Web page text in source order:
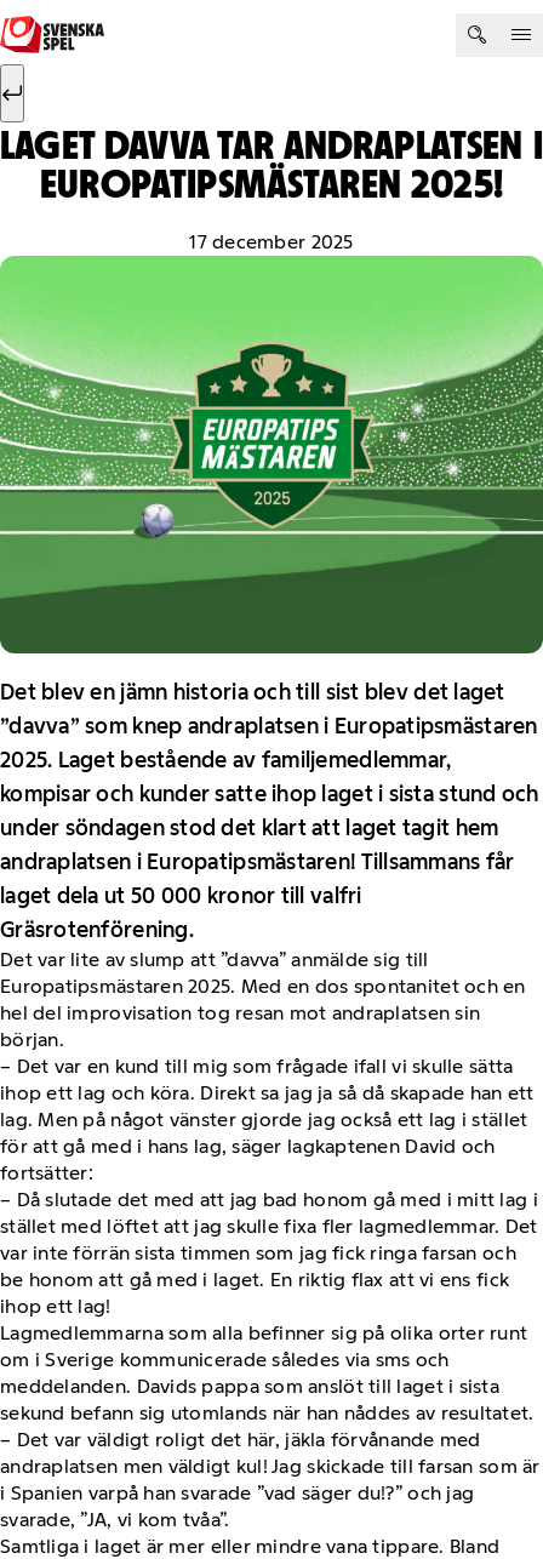
Hoppa till innehåll
Sök efter:
LAGET DAVVA TAR ANDRAPLATSEN I
EUROPATIPSMÄSTAREN 2025!
17 december 2025
Det blev en jämn historia och till sist blev det laget
”davva” som knep andraplatsen i Europatipsmästaren
2025. Laget bestående av familjemedlemmar,
kompisar och kunder satte ihop laget i sista stund och
under söndagen stod det klart att laget tagit hem
andraplatsen i Europatipsmästaren! Tillsammans får
laget dela ut 50 000 kronor till valfri
Gräsrotenförening.
Det var lite av slump att ”davva” anmälde sig till
Europatipsmästaren 2025. Med en dos spontanitet och en
hel del improvisation tog resan mot andraplatsen sin
början.
– Det var en kund till mig som frågade ifall vi skulle sätta
ihop ett lag och köra. Direkt sa jag ja så då skapade han ett
lag. Men på något vänster gjorde jag också ett lag i stället
för att gå med i hans lag, säger lagkaptenen David och
fortsätter:
– Då slutade det med att jag bad honom gå med i mitt lag i
stället med löftet att jag skulle fixa fler lagmedlemmar. Det
var inte förrän sista timmen som jag fick ringa farsan och
be honom att gå med i laget. En riktig flax att vi ens fick
ihop ett lag!
Lagmedlemmarna som alla befinner sig på olika orter runt
om i Sverige kommunicerade således via sms och
meddelanden. Davids pappa som anslöt till laget i sista
sekund befann sig utomlands när han nåddes av resultatet.
– Det var väldigt roligt det här, jäkla förvånande med
andraplatsen men väldigt kul! Jag skickade till farsan som är
i Spanien varpå han svarade ”vad säger du!?” och jag
svarade, ”JA, vi kom tvåa”.
Samtliga i laget är mer eller mindre vana tippare. Bland